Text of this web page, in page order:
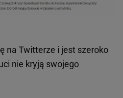
na Twitterze i jest szeroko
nie kryją swojego